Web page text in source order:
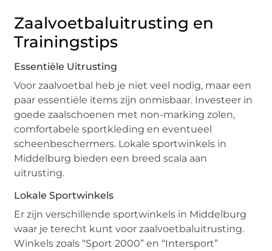
Zaalvoetbaluitrusting en
Trainingstips
Essentiële Uitrusting
Voor zaalvoetbal heb je niet veel nodig, maar een
paar essentiële items zijn onmisbaar. Investeer in
goede zaalschoenen met non-marking zolen,
comfortabele sportkleding en eventueel
scheenbeschermers. Lokale sportwinkels in
Middelburg bieden een breed scala aan
uitrusting.
Lokale Sportwinkels
Er zijn verschillende sportwinkels in Middelburg
waar je terecht kunt voor zaalvoetbaluitrusting.
Winkels zoals “Sport 2000” en “Intersport”